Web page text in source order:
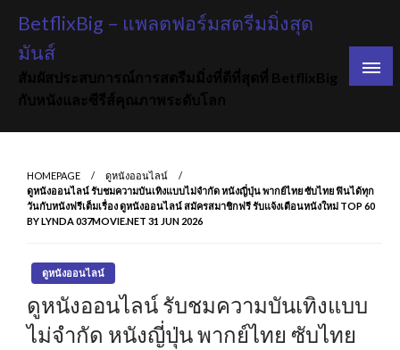
content
BetflixBig – แพลตฟอร์มสตรีมมิ่งสุด
มันส์
HOMEPAGE
ดูหนังออนไลน์
ดูหนังออนไลน์ รับชมความบันเทิงแบบไม่จำกัด หนังญี่ปุ่น พากย์ไทย ซับไทย ฟินได้ทุก
วันกับหนังฟรีเต็มเรื่อง ดูหนังออนไลน์ สมัครสมาชิกฟรี รับแจ้งเตือนหนังใหม่ TOP 60
BY LYNDA 037MOVIE.NET 31 JUN 2026
ดูหนังออนไลน์
ดูหนังออนไลน์ รับชมความบันเทิงแบบ
ไม่จำกัด หนังญี่ปุ่น พากย์ไทย ซับไทย